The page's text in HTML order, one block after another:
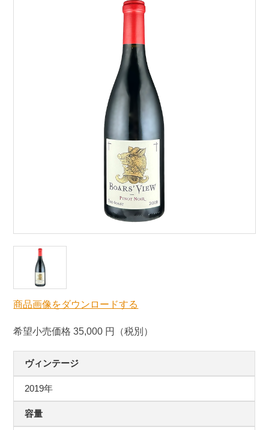
商品画像をダウンロードする
希望小売価格 35,000 円（税別）
ヴィンテージ
2019年
容量